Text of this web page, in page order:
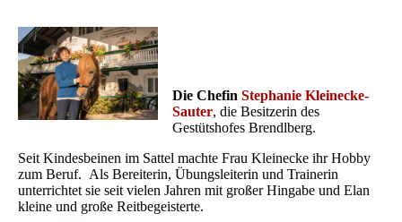
Die Chefin Stephanie Kleinecke-
Sauter, die Besitzerin des
Gestütshofes Brendlberg.
Seit Kindesbeinen im Sattel machte Frau Kleinecke ihr Hobby
zum Beruf. Als Bereiterin, Übungsleiterin und Trainerin
unterrichtet sie seit vielen Jahren mit großer Hingabe und Elan
kleine und große Reitbegeisterte.